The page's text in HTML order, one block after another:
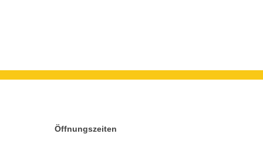
Öffnungszeiten